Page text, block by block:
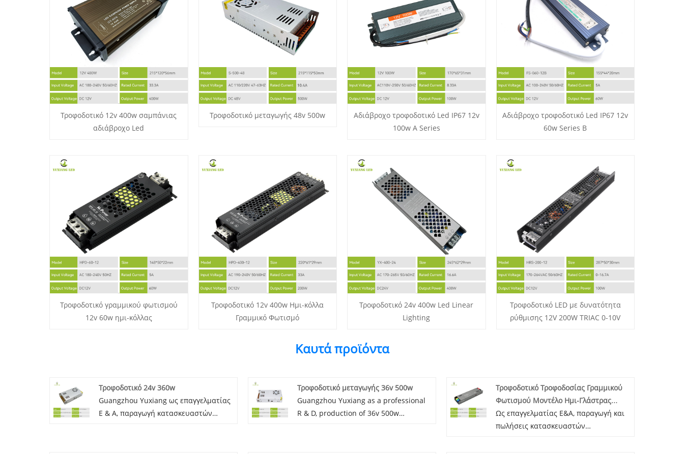
Τροφοδοτικό 12v 400w σαμπάνιας
αδιάβροχο Led
Τροφοδοτικό μεταγωγής 48v 500w
Αδιάβροχο τροφοδοτικό Led IP67 12v
100w A Series
Αδιάβροχο τροφοδοτικό Led IP67 12v
60w Series B
Τροφοδοτικό γραμμικού φωτισμού
12v 60w ημι-κόλλας
Τροφοδοτικό 12v 400w Ημι-κόλλα
Γραμμικό Φωτισμό
Τροφοδοτικό 24v 400w Led Linear
Lighting
Τροφοδοτικό LED με δυνατότητα
ρύθμισης 12V 200W TRIAC 0-10V
Καυτά προϊόντα
Τροφοδοτικό 24v 360w
Guangzhou Yuxiang ως επαγγελματίας
Ε & Α, παραγωγή κατασκευαστών
Τροφοδοτικό μεταγωγής 36v 500w
Guangzhou Yuxiang as a professional
R & D, production of 36v 500w
Τροφοδοτικό Τροφοδοσίας Γραμμικού
Φωτισμού Μοντέλο Ημι-Γλάστρας
Πλήρης Ισχύς 24V400W
Ως επαγγελματίας Ε&Α, παραγωγή και
πωλήσεις κατασκευαστών